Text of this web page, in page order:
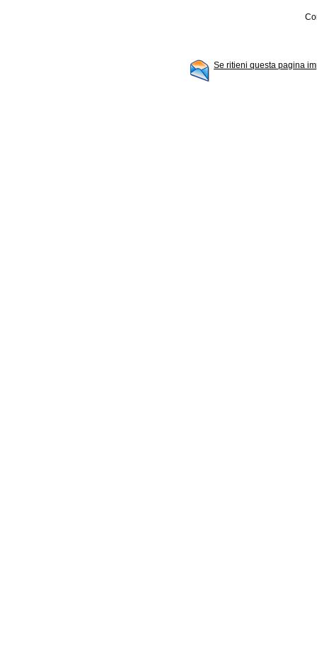
Se ritieni questa pagina